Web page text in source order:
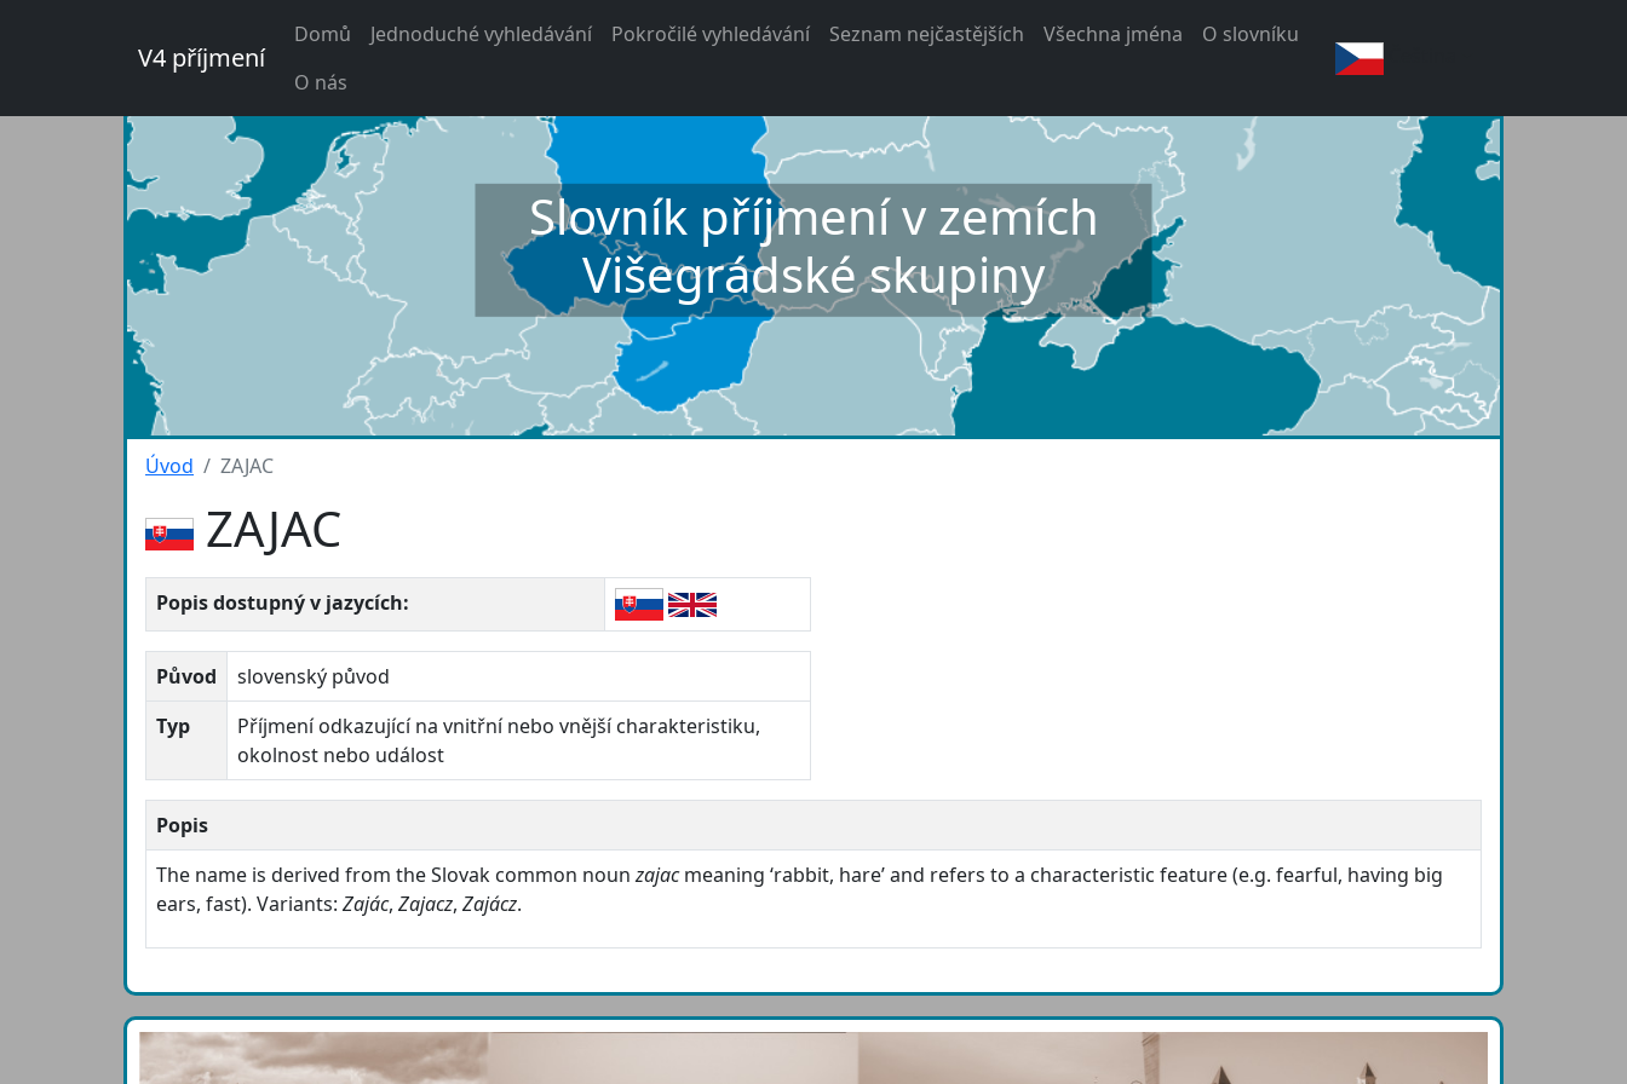
V4 příjmení
Domů Jednoduché vyhledávání Pokročilé vyhledávání Seznam nejčastějších Všechna jména
O slovníku
O nás
Slovník příjmení v zemích
Višegrádské skupiny
Úvod ZAJAC
ZAJAC
Popis dostupný v jazycích:
Původ
slovenský původ
Typ
Příjmení odkazující na vnitřní nebo vnější charakteristiku,
okolnost nebo událost
Popis
The name is derived from the Slovak common nounzajacmeaning ‘rabbit, hare’ and refers to a characteristic feature (e.g. fearful, having big
ears, fast). Variants: Zajác, Zajacz, Zajácz.